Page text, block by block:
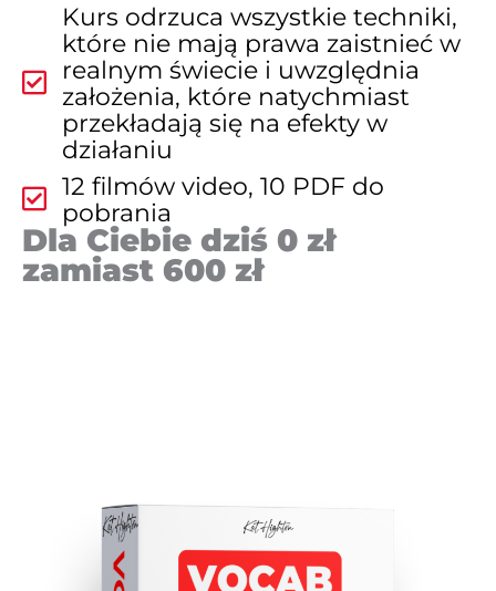
Kurs odrzuca wszystkie techniki,
które nie mają prawa zaistnieć w
realnym świecie i uwzględnia
założenia, które natychmiast
przekładają się na efekty w
działaniu
12 filmów video, 10 PDF do
pobrania
Dla Ciebie dziś 0 zł
zamiast 600 zł